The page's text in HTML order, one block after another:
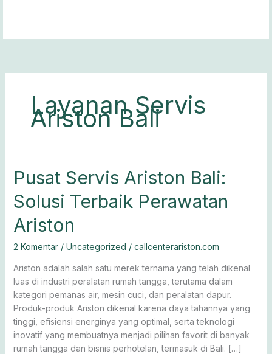
Layanan Servis
Ariston Bali
Pusat Servis Ariston Bali:
Solusi Terbaik Perawatan
Ariston
2 Komentar / Uncategorized / callcenterariston.com
Ariston adalah salah satu merek ternama yang telah dikenal
luas di industri peralatan rumah tangga, terutama dalam
kategori pemanas air, mesin cuci, dan peralatan dapur.
Produk-produk Ariston dikenal karena daya tahannya yang
tinggi, efisiensi energinya yang optimal, serta teknologi
inovatif yang membuatnya menjadi pilihan favorit di banyak
rumah tangga dan bisnis perhotelan, termasuk di Bali. […]
Pusat
Servis
Ariston
Solusi
Perawatan
Ariston